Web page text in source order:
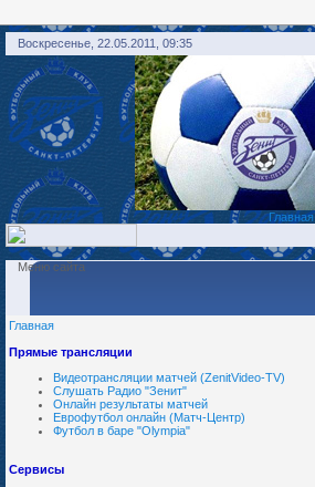
Воскресенье, 22.05.2011, 09:35
Главная
Меню сайта
Главная
Прямые трансляции
Видеотрансляции матчей (ZenitVideo-TV)
Слушать Радио "Зенит"
Онлайн результаты матчей
Еврофутбол онлайн (Матч-Центр)
Футбол в баре "Olympia"
Сервисы